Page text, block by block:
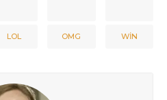
LOL OMG WIN